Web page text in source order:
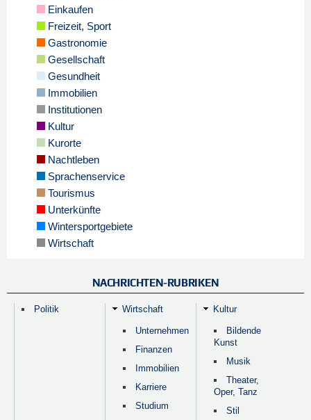
Einkaufen
Freizeit, Sport
Gastronomie
Gesellschaft
Gesundheit
Immobilien
Institutionen
Kultur
Kurorte
Nachtleben
Sprachenservice
Tourismus
Unterkünfte
Wintersportgebiete
Wirtschaft
NACHRICHTEN-RUBRIKEN
Politik Wirtschaft
Unternehmen
Finanzen
Immobilien
Karriere
Studium
Kultur
Bildende
Kunst
Musik
Theater,
Oper, Tanz
Stil